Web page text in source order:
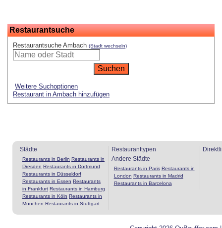
Restaurantsuche
Restaurantsuche Ambach (Stadt wechseln)
Weitere Suchoptionen
Restaurant in Ambach hinzufügen
Städte
Restaurants in Berlin Restaurants in
Dresden Restaurants in Dortmund
Restaurants in Düsseldorf
Restaurants in Essen Restaurants
in Frankfurt Restaurants in Hamburg
Restaurants in Köln Restaurants in
München Restaurants in Stuttgart
Restauranttypen
Andere Städte
Restaurants in Paris Restaurants in
London Restaurants in Madrid
Restaurants in Barcelona